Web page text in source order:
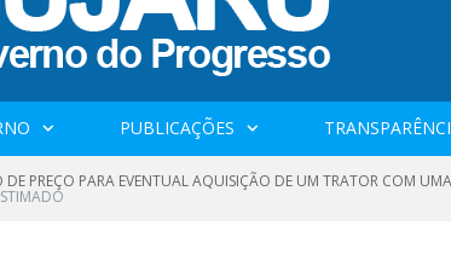
PUBLICAÇÕES
PREÇO PARA EVENTUAL AQUISIÇÃO DE UM TRATOR COM